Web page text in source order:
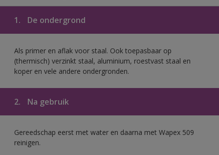
1. De ondergrond
Als primer en aflak voor staal. Ook toepasbaar op
(thermisch) verzinkt staal, aluminium, roestvast staal en
koper en vele andere ondergronden.
2. Na gebruik
Gereedschap eerst met water en daarna met Wapex 509
reinigen.